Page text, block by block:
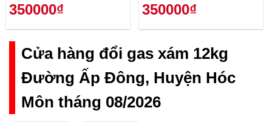
350000₫ 350000₫
Cửa hàng đổi gas xám 12kg
Đường Ấp Đông, Huyện Hóc
Môn tháng 08/2026